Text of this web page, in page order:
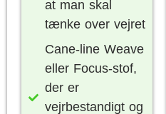
at man skal
tænke over vejret
Cane-line Weave
eller Focus-stof,
der er
vejrbestandigt og